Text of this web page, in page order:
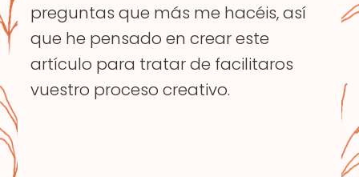
preguntas que más me hacéis, así
que he pensado en crear este
artículo para tratar de facilitaros
vuestro proceso creativo.